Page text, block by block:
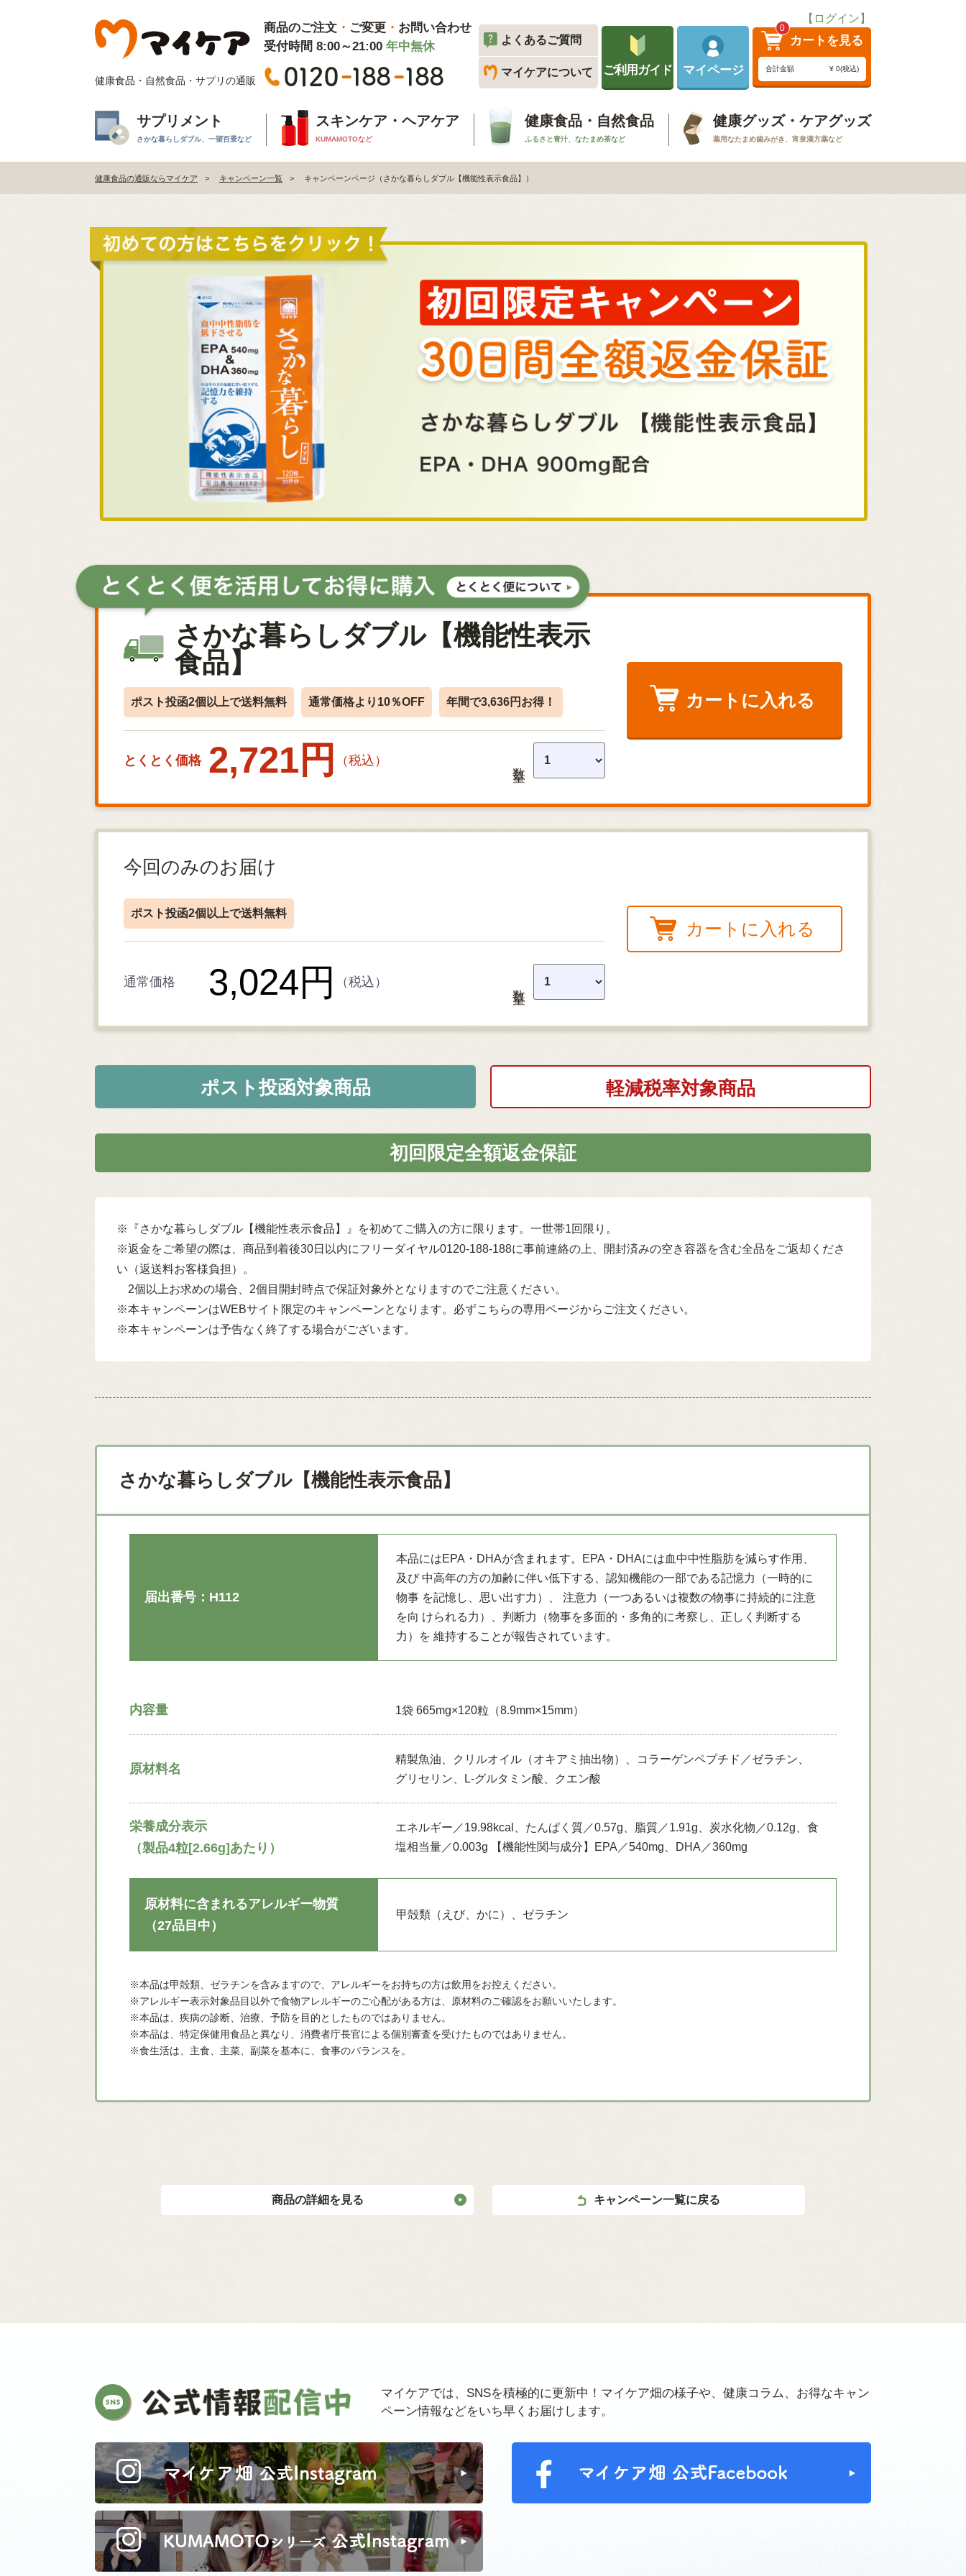
【ログイン】
健康食品・自然食品・サプリの通販
商品のご注文 ・ ご変更 ・ お問い合わせ
受付時間 8:00～21:00 年中無休 よくあるご質問
マイケアについて ご利用ガイド マイページ
0
カートを見る
合計金額 ¥ 0(税込)
サプリメント
さかな暮らしダブル、一望百景など
スキンケア・ヘアケア
KUMAMOTOなど
健康食品・自然食品
ふるさと青汁、なたまめ茶など
健康グッズ・ケアグッズ
薬用なたまめ歯みがき、宵泉漢方薬など
健康食品の通販ならマイケア キャンペーン一覧 キャンペーンページ（さかな暮らしダブル【機能性表示食品】）
さかな暮らしダブル【機能性表示
食品】
ポスト投函2個以上で送料無料 通常価格より10％OFF 年間で3,636円お得！
とくとく価格 2,721円 （税込）
カートに入れる
今回のみのお届け
ポスト投函2個以上で送料無料
通常価格 3,024円 （税込）
カートに入れる
ポスト投函対象商品 軽減税率対象商品
初回限定全額返金保証
※『さかな暮らしダブル【機能性表示食品】』を初めてご購入の方に限ります。一世帯1回限り。
※返金をご希望の際は、商品到着後30日以内にフリーダイヤル0120-188-188に事前連絡の上、開封済みの空き容器を含む全品をご返却くださ
い（返送料お客様負担）。
2個以上お求めの場合、2個目開封時点で保証対象外となりますのでご注意ください。
※本キャンペーンはWEBサイト限定のキャンペーンとなります。必ずこちらの専用ページからご注文ください。
※本キャンペーンは予告なく終了する場合がございます。
さかな暮らしダブル【機能性表示食品】
届出番号：H112
本品にはEPA・DHAが含まれます。EPA・DHAには血中中性脂肪を減らす作用、
及び 中高年の方の加齢に伴い低下する、認知機能の一部である記憶力（一時的に
物事 を記憶し、思い出す力）、 注意力（一つあるいは複数の物事に持続的に注意
を向 けられる力）、判断力（物事を多面的・多角的に考察し、正しく判断する
力）を 維持することが報告されています。
内容量 1袋 665mg×120粒（8.9mm×15mm）
原材料名
精製魚油、クリルオイル（オキアミ抽出物）、コラーゲンペプチド／ゼラチン、
グリセリン、L-グルタミン酸、クエン酸
栄養成分表示
（製品4粒[2.66g]あたり）
エネルギー／19.98kcal、たんぱく質／0.57g、脂質／1.91g、炭水化物／0.12g、食
塩相当量／0.003g 【機能性関与成分】EPA／540mg、DHA／360mg
原材料に含まれるアレルギー物質
（27品目中）
甲殻類（えび、かに）、ゼラチン
※本品は甲殻類、ゼラチンを含みますので、アレルギーをお持ちの方は飲用をお控えください。
※アレルギー表示対象品目以外で食物アレルギーのご心配がある方は、原材料のご確認をお願いいたします。
※本品は、疾病の診断、治療、予防を目的としたものではありません。
※本品は、特定保健用食品と異なり、消費者庁長官による個別審査を受けたものではありません。
※食生活は、主食、主菜、副菜を基本に、食事のバランスを。
商品の詳細を見る キャンペーン一覧に戻る
マイケアでは、SNSを積極的に更新中！マイケア畑の様子や、健康コラム、お得なキャン
ペーン情報などをいち早くお届けします。